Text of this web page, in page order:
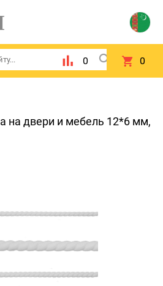
0 0
на двери и мебель 12*6 мм,